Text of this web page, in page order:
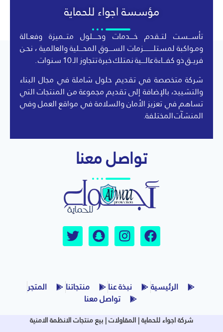
مؤسسة اجواء للحماية
تأســـست لتــقدم خــــدمات وحـــــلول متـــميزة وفعــالة
ومـواكبة لمستلــــــــــزمات الســــوق المحــــلية والعالمية ، نحـن
فريــق ذو كفـــاءة عالــــية نمتلك خبرة تتجاوز الـ 10 سنوات .
شركة متخصصة في تقديم حلول شاملة في مجال البناء
والتشييد، بالإضافة إلى تقديم مجموعة من المنتجات التي
تساهم في تعزيز الأمان والسلامة في مواقع العمل وفي
المنشآت المختلفة.
تواصل معنا
الرئيسية نبذة عنا منتجاتنا
المتجر
تواصل معنا
شركة اجواء للحماية | المقاولات | بيع منتجات الانظمة الامنية